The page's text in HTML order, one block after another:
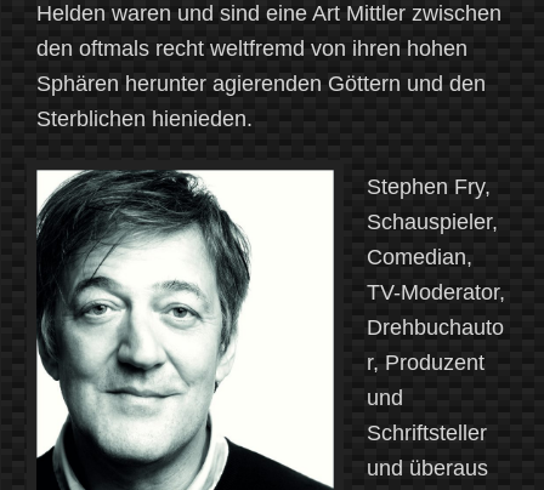
Helden waren und sind eine Art Mittler zwischen
den oftmals recht weltfremd von ihren hohen
Sphären herunter agierenden Göttern und den
Sterblichen hienieden.
Stephen Fry,
Schauspieler,
Comedian,
TV-Moderator,
Drehbuchauto
r, Produzent
und
Schriftsteller
und überaus